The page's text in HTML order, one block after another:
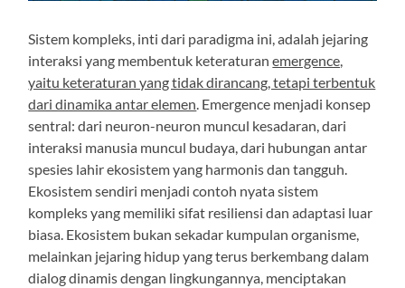
Sistem kompleks, inti dari paradigma ini, adalah jejaring
interaksi yang membentuk keteraturanemergence,
yaitu keteraturan yang tidak dirancang, tetapi terbentuk
dari dinamika antar elemen. Emergence menjadi konsep
sentral: dari neuron-neuron muncul kesadaran, dari
interaksi manusia muncul budaya, dari hubungan antar
spesies lahir ekosistem yang harmonis dan tangguh.
Ekosistem sendiri menjadi contoh nyata sistem
kompleks yang memiliki sifat resiliensi dan adaptasi luar
biasa. Ekosistem bukan sekadar kumpulan organisme,
melainkan jejaring hidup yang terus berkembang dalam
dialog dinamis dengan lingkungannya, menciptakan